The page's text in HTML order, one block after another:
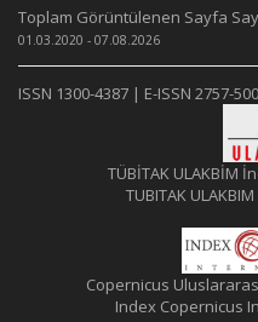
Toplam Görüntülenen Sayfa
01.03.2020 - 07.08.2026
ISSN 1300-4387 | E-ISSN 2757-
TÜBİTAK ULAKBİM
TUBITAK
Copernicus
Index Copernicus